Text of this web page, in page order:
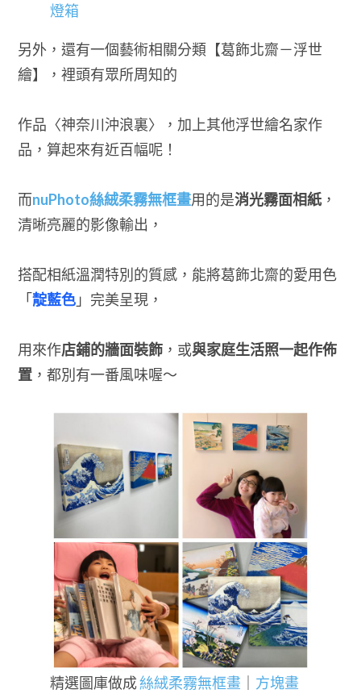
燈箱
另外，還有一個藝術相關分類【葛飾北齋－浮世
繪】，裡頭有眾所周知的
作品〈神奈川沖浪裏〉，加上其他浮世繪名家作
品，算起來有近百幅呢！
而nuPhoto絲絨柔霧無框畫用的是消光霧面相紙，
清晰亮麗的影像輸出，
搭配相紙溫潤特別的質感，能將葛飾北齋的愛用色
「靛藍色」完美呈現，
用來作店鋪的牆面裝飾，或與家庭生活照一起作佈
置，都別有一番風味喔～
精選圖庫做成絲絨柔霧無框畫 方塊畫